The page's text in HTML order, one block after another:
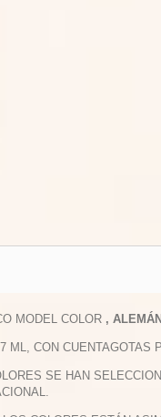
MODEL COLOR ,
ML, CON CUENTAGOTAS
SE HAN